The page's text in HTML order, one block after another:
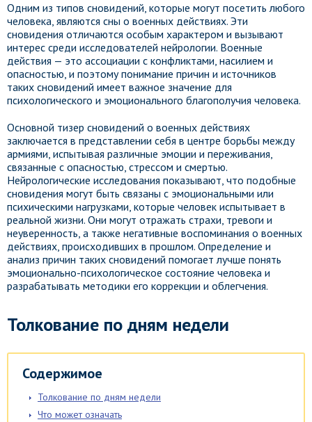
Одним из типов сновидений, которые могут посетить любого
человека, являются сны о военных действиях. Эти
сновидения отличаются особым характером и вызывают
интерес среди исследователей нейрологии. Военные
действия — это ассоциации с конфликтами, насилием и
опасностью, и поэтому понимание причин и источников
таких сновидений имеет важное значение для
психологического и эмоционального благополучия человека.
Основной тизер сновидений о военных действиях
заключается в представлении себя в центре борьбы между
армиями, испытывая различные эмоции и переживания,
связанные с опасностью, стрессом и смертью.
Нейрологические исследования показывают, что подобные
сновидения могут быть связаны с эмоциональными или
психическими нагрузками, которые человек испытывает в
реальной жизни. Они могут отражать страхи, тревоги и
неуверенность, а также негативные воспоминания о военных
действиях, происходивших в прошлом. Определение и
анализ причин таких сновидений помогает лучше понять
эмоционально-психологическое состояние человека и
разрабатывать методики его коррекции и облегчения.
Толкование по дням недели
Содержимое
Толкование по дням недели
Что может означать